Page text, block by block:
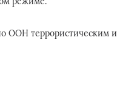
ООН террористическим и